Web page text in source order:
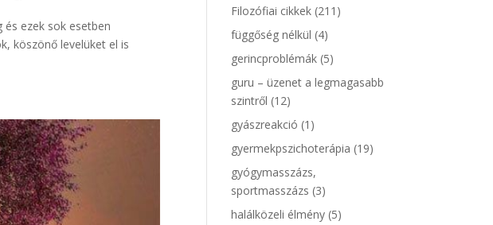
ezek sok esetben
köszönő levelüket el is
Filozófiai cikkek (211)
függőség nélkül (4)
gerincproblémák (5)
guru – üzenet a legmagasabb
szintről (12)
gyászreakció (1)
gyermekpszichoterápia (19)
gyógymasszázs,
sportmasszázs (3)
halálközeli élmény (5)